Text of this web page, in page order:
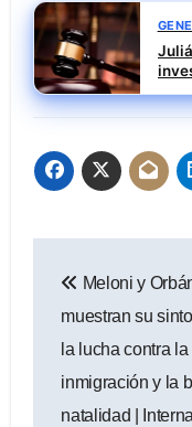
de
de
entradas
Meloni y
muestran su
la lucha contra la
inmigración y la
natalidad |